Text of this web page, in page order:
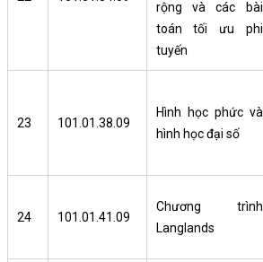
rộng và các bài
toán tối ưu phi
tuyến
23 101.01.38.09
Hình học phức và
hình học đại số
24 101.01.41.09
Chương trình
Langlands